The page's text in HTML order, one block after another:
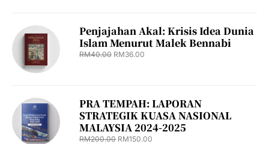
Penjajahan Akal: Krisis Idea Dunia
Islam Menurut Malek Bennabi
RM40.00 RM36.00
PRA TEMPAH: LAPORAN
STRATEGIK KUASA NASIONAL
MALAYSIA 2024-2025
RM200.00 RM150.00